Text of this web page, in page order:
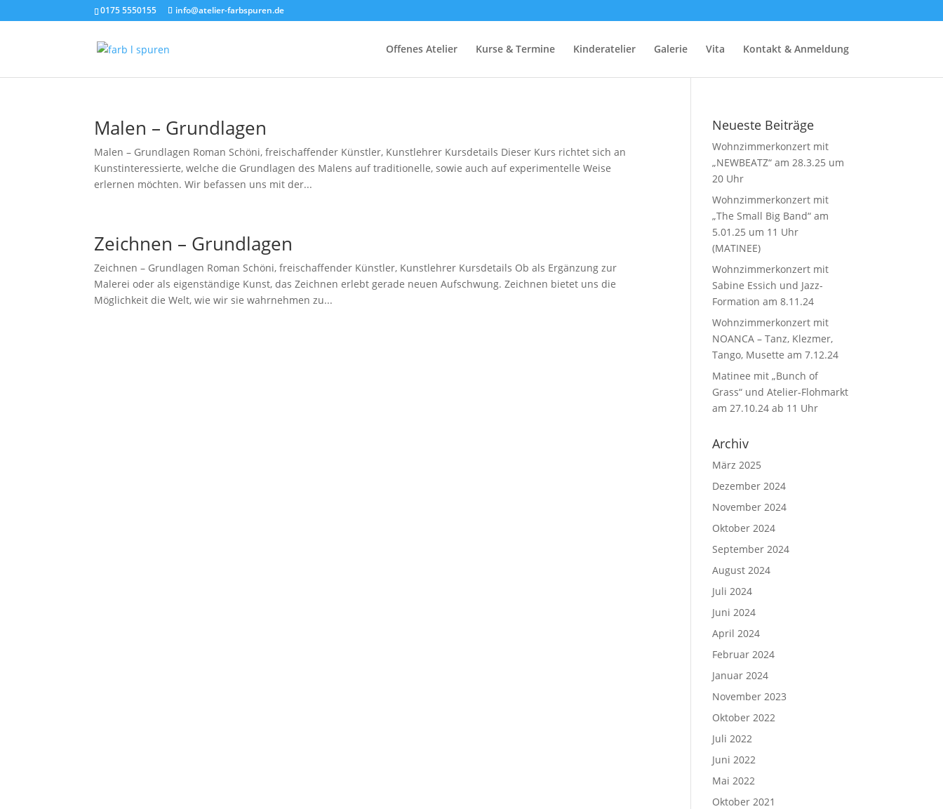
0175 5550155 info@atelier-farbspuren.de
Offenes Atelier Kurse & Termine Kinderatelier Galerie Vita Kontakt & Anmeldung
Malen – Grundlagen
Malen – Grundlagen Roman Schöni, freischaffender Künstler, Kunstlehrer Kursdetails Dieser Kurs richtet sich an
Kunstinteressierte, welche die Grundlagen des Malens auf traditionelle, sowie auch auf experimentelle Weise
erlernen möchten. Wir befassen uns mit der...
Zeichnen – Grundlagen
Zeichnen – Grundlagen Roman Schöni, freischaffender Künstler, Kunstlehrer Kursdetails Ob als Ergänzung zur
Malerei oder als eigenständige Kunst, das Zeichnen erlebt gerade neuen Aufschwung. Zeichnen bietet uns die
Möglichkeit die Welt, wie wir sie wahrnehmen zu...
Neueste Beiträge
Wohnzimmerkonzert mit
„NEWBEATZ“ am 28.3.25 um
20 Uhr
Wohnzimmerkonzert mit
„The Small Big Band“ am
5.01.25 um 11 Uhr
(MATINEE)
Wohnzimmerkonzert mit
Sabine Essich und Jazz-
Formation am 8.11.24
Wohnzimmerkonzert mit
NOANCA – Tanz, Klezmer,
Tango, Musette am 7.12.24
Matinee mit „Bunch of
Grass“ und Atelier-Flohmarkt
am 27.10.24 ab 11 Uhr
Archiv
März 2025
Dezember 2024
November 2024
Oktober 2024
September 2024
August 2024
Juli 2024
Juni 2024
April 2024
Februar 2024
Januar 2024
November 2023
Oktober 2022
Juli 2022
Juni 2022
Mai 2022
Oktober 2021